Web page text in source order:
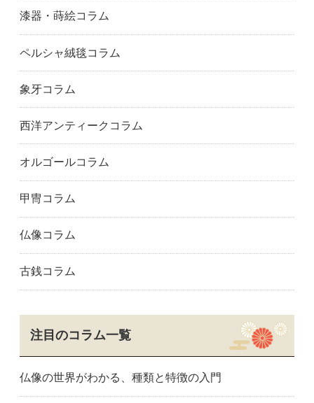
漆器・蒔絵コラム
ペルシャ絨毯コラム
象牙コラム
西洋アンティークコラム
オルゴールコラム
甲冑コラム
仏像コラム
古銭コラム
注目のコラム一覧
仏像の世界がわかる、種類と特徴の入門